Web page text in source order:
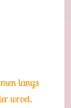
langs
wroet.